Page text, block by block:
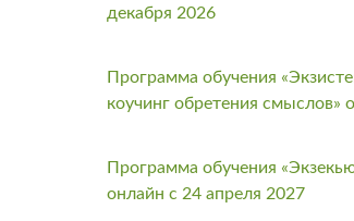
декабря 2026
Программа обучения
коучинг обретения смыслов»
Программа обучения
онлайн с 24 апреля 2027